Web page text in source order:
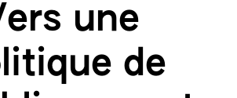
une
de